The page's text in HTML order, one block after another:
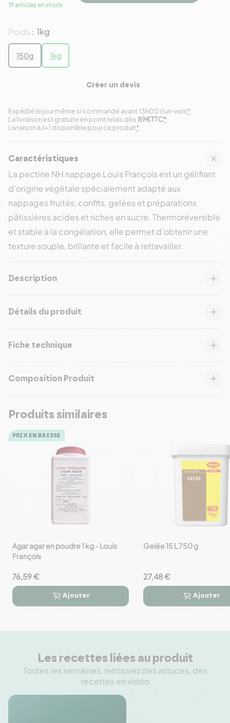
Poids : 1kg
150g 1kg
19 articles en stock
Créer un devis
Expédié le jour même si commandé avant 13h00 (lun-ven)*
Livraison à J+1 disponible pour ce produit*
La livraison est gratuite en point relais dès 89€TTC*
Caractéristiques
La pectine NH nappage Louis François est un gélifiant
d’origine végétale spécialement adapté aux
nappages fruités, confits, gelées et préparations
pâtissières acides et riches en sucre. Thermoréversible
et stable à la congélation, elle permet d’obtenir une
texture souple, brillante et facile à retravailler.
Description
Détails du produit
Fiche technique
Composition Produit
Produits similaires
PRIX EN BAISSE
favorite_border
Agar agar en poudre 1 kg - Louis
François
76,59 €
 
Ajouter
favorite_border
Gelée 15 L 750 g
27,48 €
 
Ajouter
Les recettes liées au produit
Toutes les semaines, retrouvez des astuces, des
recettes en vidéo